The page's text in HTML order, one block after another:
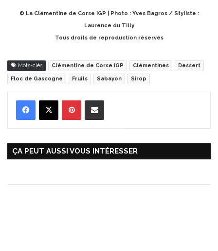
© La Clémentine de Corse IGP | Photo : Yves Bagros / Styliste :
Laurence du Tilly
Tous droits de reproduction réservés
Mots-clés Clémentine de Corse IGP Clémentines Dessert
Floc de Gascogne Fruits Sabayon Sirop
ÇA PEUT AUSSI VOUS INTÉRESSER